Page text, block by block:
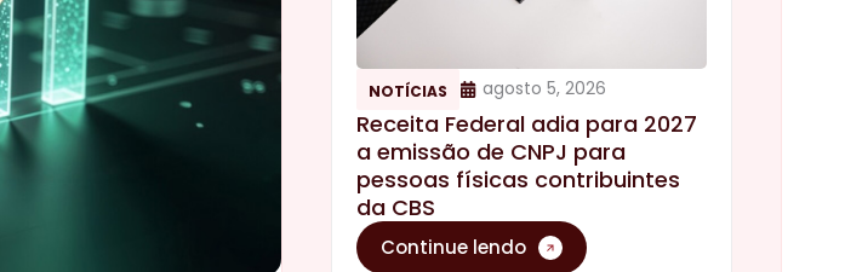
NOTÍCIAS agosto 5, 2026
Receita Federal adia para 2027
a emissão de CNPJ para
pessoas físicas contribuintes
da CBS
Continue lendo